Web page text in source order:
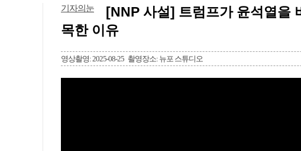
기자의눈
[NNP 사설] 트럼프가 윤석열을
목한 이유
영상촬영: 2025-08-25 촬영장소: 뉴포 스튜디오